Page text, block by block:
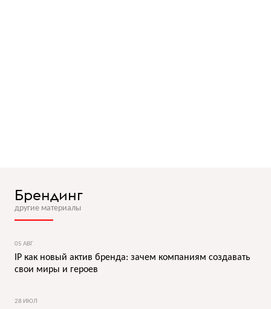
Брендинг
другие материалы
05 АВГ
IP как новый актив бренда: зачем компаниям создавать
свои миры и героев
28 ИЮЛ